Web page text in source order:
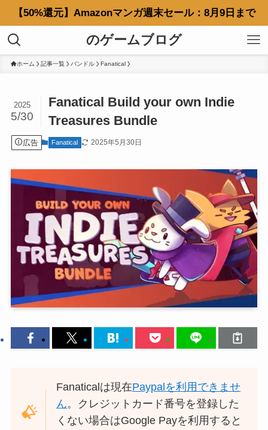
【50%還元】Amazonマンガ週末セール：8月9日まで
のゲームブログ
ホーム 記事一覧 バンドル Fanatical
Fanatical Build your own Indie
Treasures Bundle
2025
5/30
広告 Fanatical 2025年5月30日
Fanaticalは現在Paypalを利用できませ
ん。クレジットカード番号を登録した
くない場合はGoogle Payを利用すると